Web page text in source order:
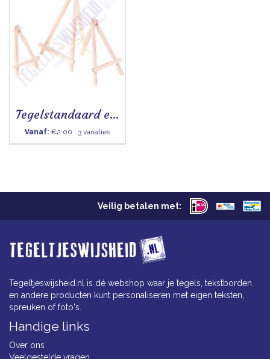
Tegelstandaard ezel
Vanaf: €2.00 · 3 variaties
Veilig betalen met:
Tegeltjeswijsheid.nl is dé webshop waar je tegels, tekstborden
en andere producten kunt personaliseren met eigen teksten,
spreuken of foto's.
Handige links
Over ons
Veelgestelde vragen